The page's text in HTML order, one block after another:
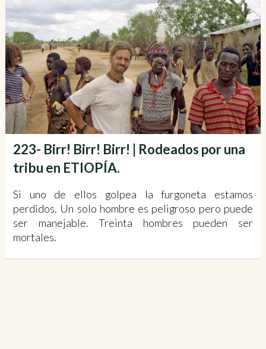
223- Birr! Birr! Birr! | Rodeados por una
tribu en ETIOPÍA.
Si uno de ellos golpea la furgoneta estamos
perdidos. Un solo hombre es peligroso pero puede
ser manejable. Treinta hombres pueden ser
mortales.